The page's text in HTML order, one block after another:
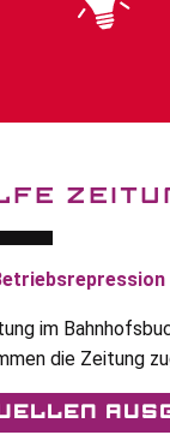
im
die Zeitung